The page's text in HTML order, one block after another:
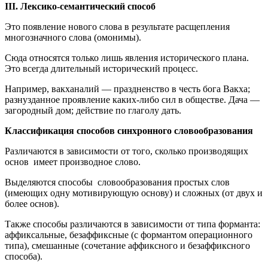
III. Лексико-семантический способ
Это появление нового слова в результате расщепления
многозначного слова (омонимы).
Сюда относятся только лишь явления исторического плана.
Это всегда длительный исторический процесс.
Например, вакханалий — праздненство в честь бога Вакха;
разнузданное проявление каких-либо сил в обществе. Дача —
загородный дом; действие по глаголу дать.
Классификация способов синхронного словообразования
Различаются в зависимости от того, сколько производящих
основ имеет производное слово.
Выделяются способы словообразования простых слов
(имеющих одну мотивирующую основу) и сложных (от двух и
более основ).
Также способы различаются в зависимости от типа форманта:
аффиксальные, безаффиксные (с формантом операционного
типа), смешанные (сочетание аффиксного и безаффиксного
способа).